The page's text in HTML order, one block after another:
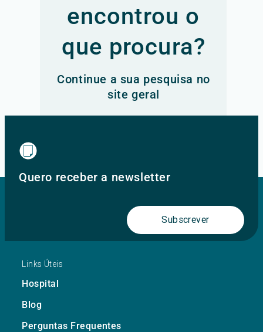
encontrou o
que procura?
Continue a sua pesquisa no
site geral
Quero receber a newsletter
Subscrever
Links Úteis
Hospital
Blog
Perguntas Frequentes